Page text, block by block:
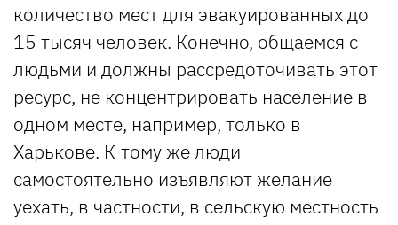
количество мест для эвакуированных до
15 тысяч человек. Конечно, общаемся с
людьми и должны рассредоточивать этот
ресурс, не концентрировать население в
одном месте, например, только в
Харькове. К тому же люди
самостоятельно изъявляют желание
уехать, в частности, в сельскую местность